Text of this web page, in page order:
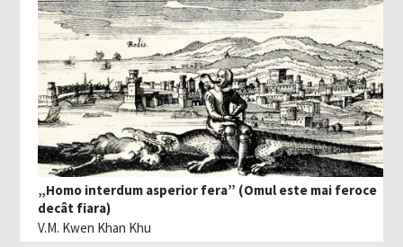
„Homo interdum asperior fera” (Omul este mai feroce
decât fiara)
V.M. Kwen Khan Khu